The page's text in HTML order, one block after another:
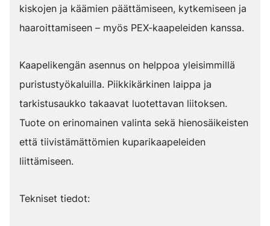
kiskojen ja käämien päättämiseen, kytkemiseen ja
haaroittamiseen – myös PEX-kaapeleiden kanssa.
Kaapelikengän asennus on helppoa yleisimmillä
puristustyökaluilla. Piikkikärkinen laippa ja
tarkistusaukko takaavat luotettavan liitoksen.
Tuote on erinomainen valinta sekä hienosäikeisten
että tiivistämättömien kuparikaapeleiden
liittämiseen.
Tekniset tiedot: